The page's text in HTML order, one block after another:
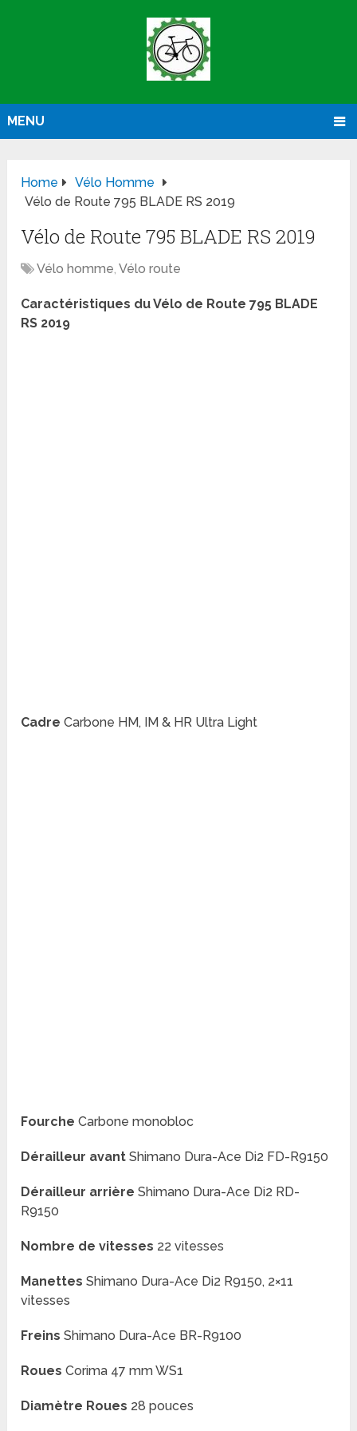
MENU
Home
Vélo Homme
Vélo de Route 795 BLADE RS 2019
Vélo de Route 795 BLADE RS 2019
Vélo homme,Vélo route
Caractéristiques du Vélo de Route 795 BLADE
RS 2019
Cadre Carbone HM, IM & HR Ultra Light
Fourche Carbone monobloc
Dérailleur avant Shimano Dura-Ace Di2 FD-R9150
Dérailleur arrière Shimano Dura-Ace Di2 RD-
R9150
Nombre de vitesses 22 vitesses
Manettes Shimano Dura-Ace Di2 R9150, 2×11
vitesses
Freins Shimano Dura-Ace BR-R9100
Roues Corima 47 mm WS1
Diamètre Roues 28 pouces